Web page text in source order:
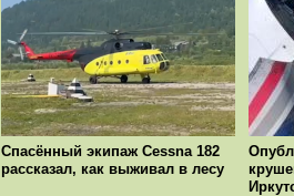
Спасённый экипаж Cessna 182
рассказал, как выживал в лесу